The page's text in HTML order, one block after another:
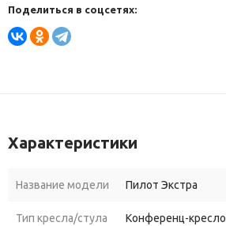
Поделиться в соцсетях:
Характеристики
Название модели Пилот Экстра
Тип кресла/стула Конференц-кресло